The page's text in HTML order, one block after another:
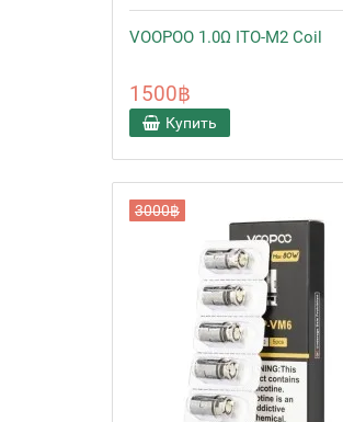
VOOPOO 1.0Ω ITO-M2 Coil
1500฿
Купить
3000฿